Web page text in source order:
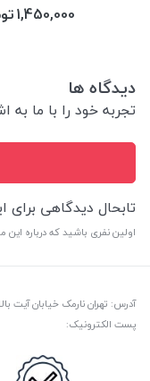
1,450,000
دیدگاه ها
تجربه خود را با ما به
تابحال دیدگاهی
اولین نفری باشید که درباره
پست الکترونیک: